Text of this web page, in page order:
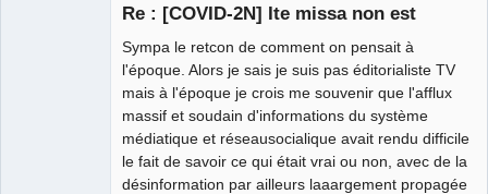
Re : [COVID-2N] Ite missa non est
Sympa le retcon de comment on pensait à
l'époque. Alors je sais je suis pas éditorialiste TV
mais à l'époque je crois me souvenir que l'afflux
massif et soudain d'informations du système
médiatique et réseausocialique avait rendu difficile
le fait de savoir ce qui était vrai ou non, avec de la
désinformation par ailleurs laaargement propagée